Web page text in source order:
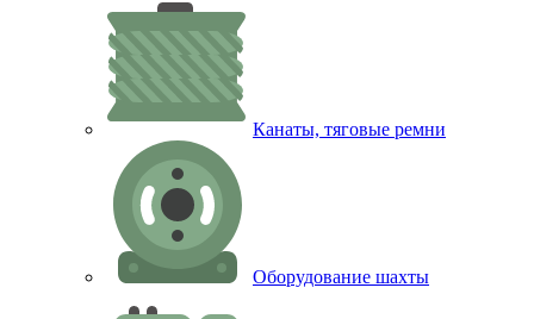
Канаты, тяговые ремни
Оборудование шахты